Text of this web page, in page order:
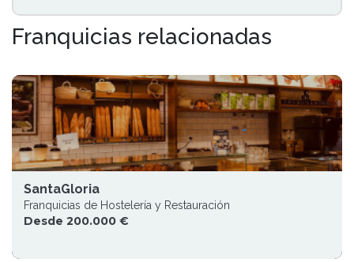
Franquicias relacionadas
SantaGloria
Franquicias de Hostelería y Restauración
Desde 200.000 €